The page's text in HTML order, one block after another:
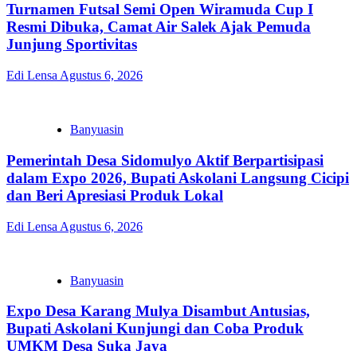
Turnamen Futsal Semi Open Wiramuda Cup I
Resmi Dibuka, Camat Air Salek Ajak Pemuda
Junjung Sportivitas
Edi Lensa Agustus 6, 2026
Banyuasin
Pemerintah Desa Sidomulyo Aktif Berpartisipasi
dalam Expo 2026, Bupati Askolani Langsung Cicipi
dan Beri Apresiasi Produk Lokal
Edi Lensa Agustus 6, 2026
Banyuasin
Expo Desa Karang Mulya Disambut Antusias,
Bupati Askolani Kunjungi dan Coba Produk
UMKM Desa Suka Jaya